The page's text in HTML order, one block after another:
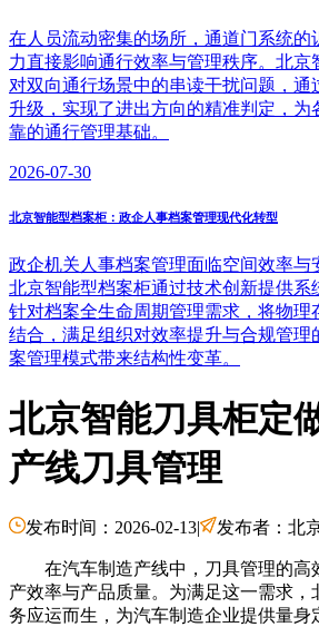
在人员流动密集的场所，通道门系统的
力直接影响通行效率与管理秩序。北京
对双向通行场景中的串读干扰问题，通
升级，实现了进出方向的精准判定，为
靠的通行管理基础。
2026-07-30
北京智能型档案柜：政企人事档案管理现代化转型
政企机关人事档案管理面临空间效率与
北京智能型档案柜通过技术创新提供系
针对档案全生命周期管理需求，将物理
结合，满足组织对效率提升与合规管理
案管理模式带来结构性变革。
北京智能刀具柜定
产线刀具管理
发布时间：2026-02-13| 发布者：北
在汽车制造产线中，刀具管理的高
产效率与产品质量。为满足这一需求，
务应运而生，为汽车制造企业提供量身